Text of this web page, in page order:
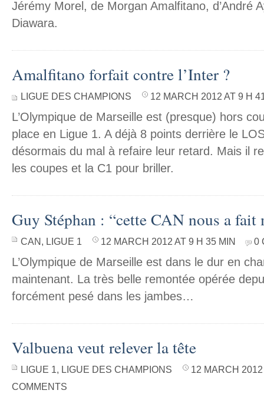
Jérémy Morel, de Morgan Amalfitano, d’André
Diawara.
Amalfitano forfait contre l’Inter ?
LIGUE DES CHAMPIONS 12 MARCH 2012 AT 9 H
L’Olympique de Marseille est (presque) hors
place en Ligue 1. A déjà 8 points derrière le
désormais du mal à refaire leur retard. Mais il
les coupes et la C1 pour briller.
Guy Stéphan : “cette CAN nous a fait
CAN, LIGUE 1 12 MARCH 2012 AT 9 H 35 MIN 0
L’Olympique de Marseille est dans le dur en
maintenant. La très belle remontée opérée
forcément pesé dans les jambes…
Valbuena veut relever la tête
LIGUE 1, LIGUE DES CHAMPIONS
12 MARCH
COMMENTS